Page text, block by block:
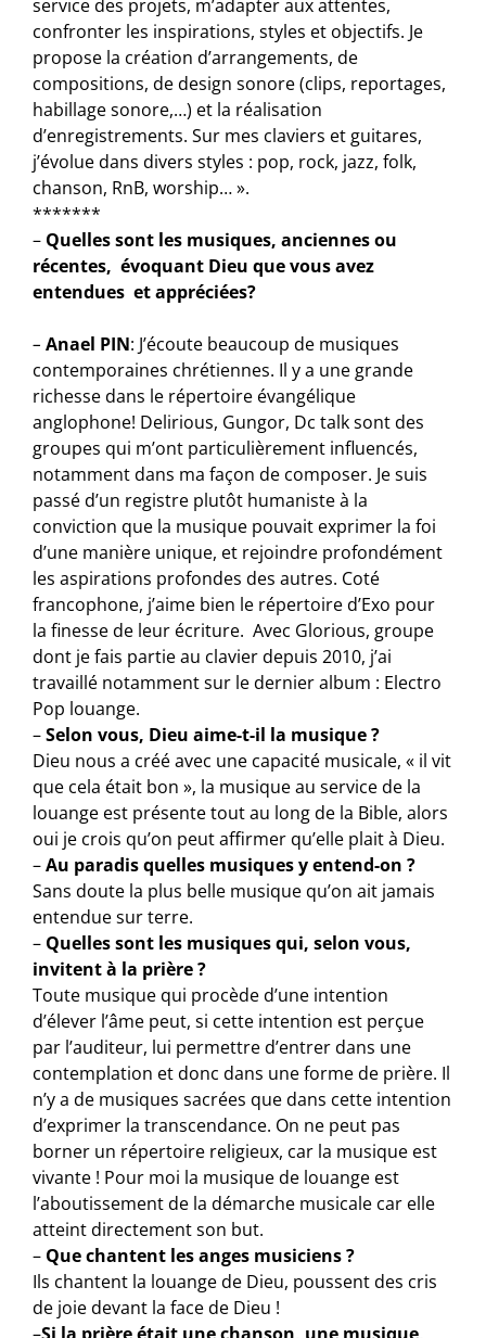
service des projets, m’adapter aux attentes,
confronter les inspirations, styles et objectifs. Je
propose la création d’arrangements, de
compositions, de design sonore (clips, reportages,
habillage sonore,…) et la réalisation
d’enregistrements. Sur mes claviers et guitares,
j’évolue dans divers styles : pop, rock, jazz, folk,
chanson, RnB, worship… ».
*******
– Quelles sont les musiques, anciennes ou
récentes, évoquant Dieu que vous avez
entendues et appréciées?
–Anael PIN: J’écoute beaucoup de musiques
contemporaines chrétiennes. Il y a une grande
richesse dans le répertoire évangélique
anglophone! Delirious, Gungor, Dc talk sont des
groupes qui m’ont particulièrement influencés,
notamment dans ma façon de composer. Je suis
passé d’un registre plutôt humaniste à la
conviction que la musique pouvait exprimer la foi
d’une manière unique, et rejoindre profondément
les aspirations profondes des autres. Coté
francophone, j’aime bien le répertoire d’Exo pour
la finesse de leur écriture. Avec Glorious, groupe
dont je fais partie au clavier depuis 2010, j’ai
travaillé notamment sur le dernier album : Electro
Pop louange.
–Selon vous, Dieu aime-t-il la musique ?
Dieu nous a créé avec une capacité musicale, « il vit
que cela était bon », la musique au service de la
louange est présente tout au long de la Bible, alors
oui je crois qu’on peut affirmer qu’elle plait à Dieu.
–Au paradis quelles musiques y entend-on ?
Sans doute la plus belle musique qu’on ait jamais
entendue sur terre.
– Quelles sont les musiques qui, selon vous,
invitent à la prière ?
Toute musique qui procède d’une intention
d’élever l’âme peut, si cette intention est perçue
par l’auditeur, lui permettre d’entrer dans une
contemplation et donc dans une forme de prière. Il
n’y a de musiques sacrées que dans cette intention
d’exprimer la transcendance. On ne peut pas
borner un répertoire religieux, car la musique est
vivante ! Pour moi la musique de louange est
l’aboutissement de la démarche musicale car elle
atteint directement son but.
– Que chantent les anges musiciens ?
Ils chantent la louange de Dieu, poussent des cris
de joie devant la face de Dieu !